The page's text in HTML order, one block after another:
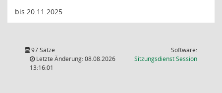
bis 20.11.2025
97 Sätze
Letzte Änderung: 08.08.2026
13:16:01
Software:
SitzungsdienstSession(Wird in